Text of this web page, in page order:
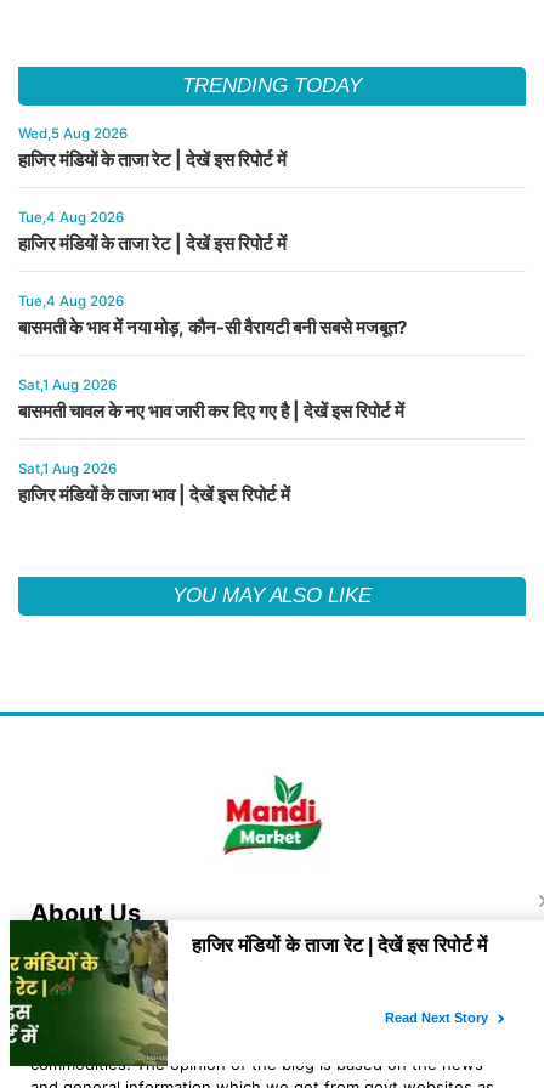
TRENDING TODAY
Wed,5 Aug 2026
हाजिर मंडियों के ताजा रेट | देखें इस रिपोर्ट में
Tue,4 Aug 2026
हाजिर मंडियों के ताजा रेट | देखें इस रिपोर्ट में
Tue,4 Aug 2026
बासमती के भाव में नया मोड़, कौन-सी वैरायटी बनी सबसे मजबूत?
Sat,1 Aug 2026
बासमती चावल के नए भाव जारी कर दिए गए है | देखें इस रिपोर्ट में
Sat,1 Aug 2026
हाजिर मंडियों के ताजा भाव | देखें इस रिपोर्ट में
YOU MAY ALSO LIKE
About Us
"Mandi Bhav Today is a platform which provide General
information about the market rates of agri and related
commodities. The owner of the platform is Lovekesh Kaushik
an Indian Navy veteran, resident of Jhajjar, Haryana. At "mandi
bhav today" we analyse the rates and trend of various agri
commodities. The opinion of the blog is based on the news